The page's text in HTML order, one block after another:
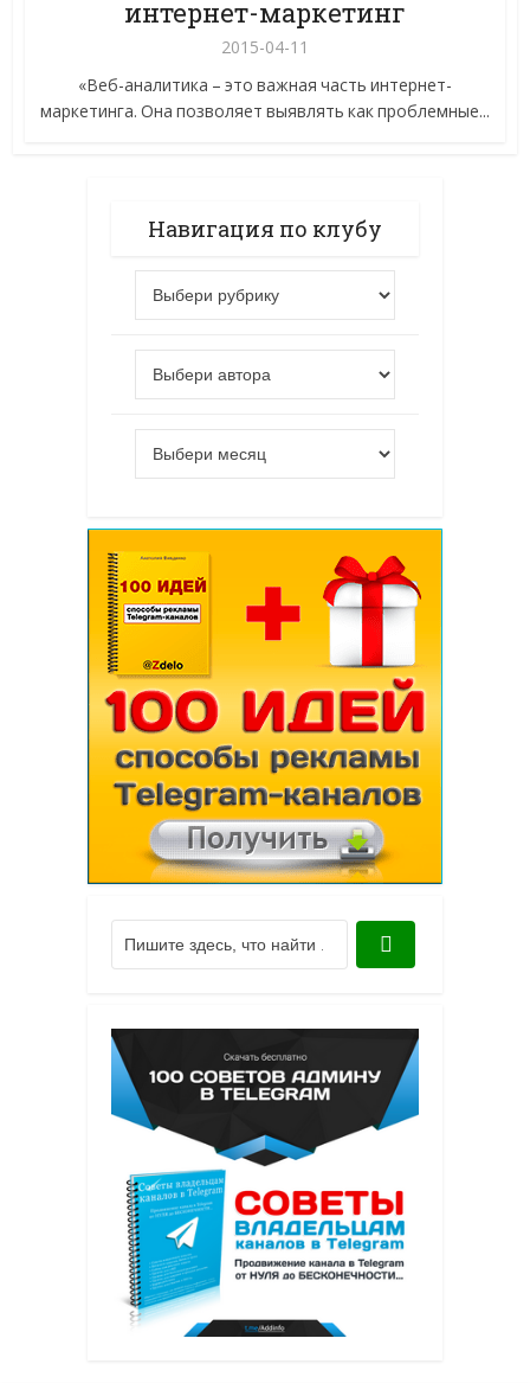
интернет-маркетинг
2015-04-11
«Веб-аналитика – это важная часть интернет-
маркетинга. Она позволяет выявлять как проблемные...
Навигация по клубу